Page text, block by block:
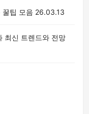
꿀팁 모음 26.03.13
최신 트렌드와 전망